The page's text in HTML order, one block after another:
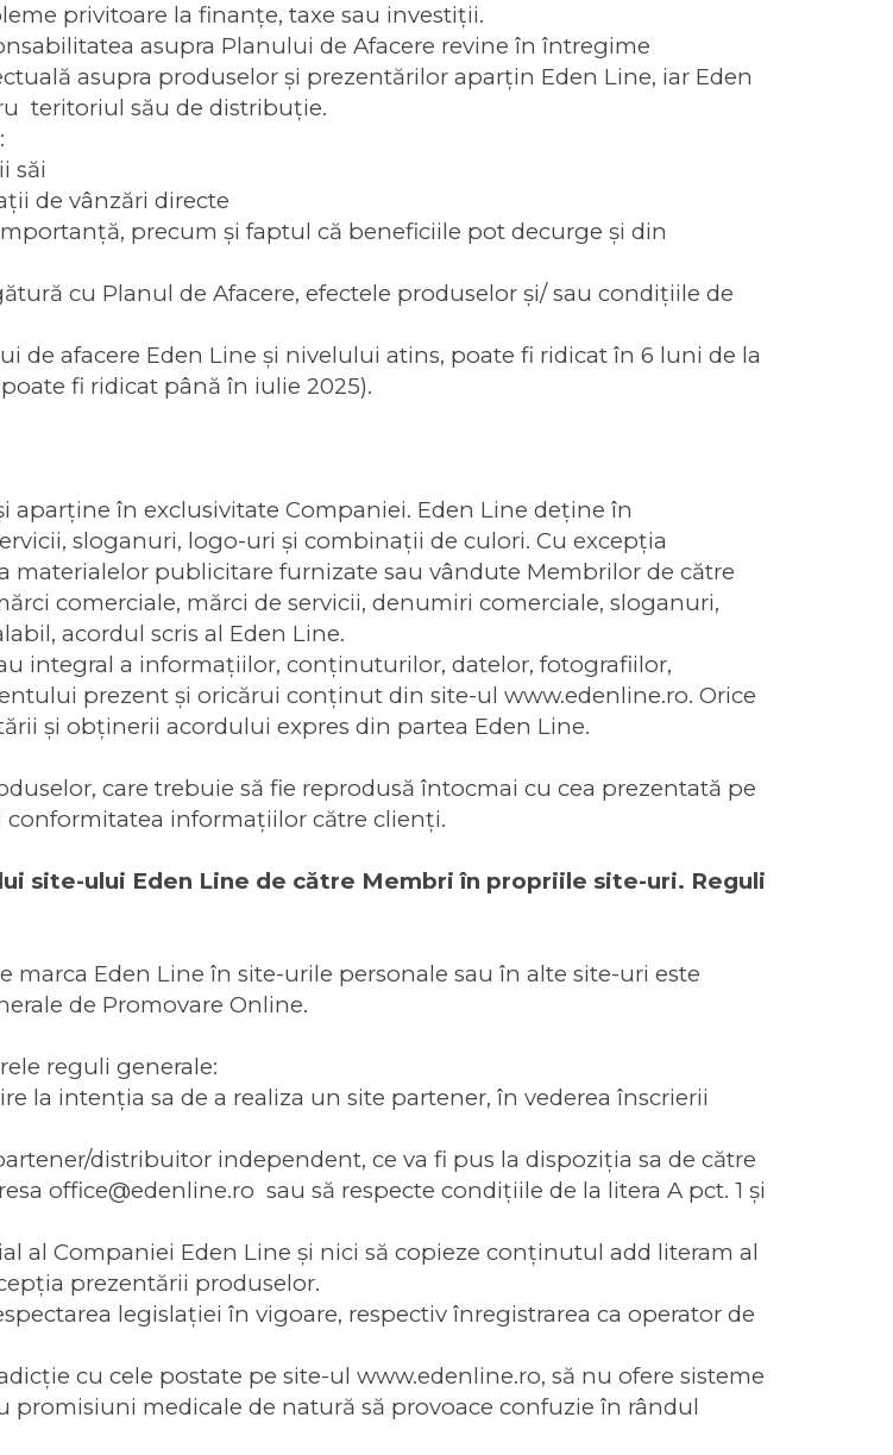
privitoare la finanţe, taxe sau investiţii.
asupra Planului de Afacere revine în întregime
asupra produselor şi prezentărilor aparţin Eden Line, iar Eden
teritoriul său de distribuţie.
săi
de vânzări directe
precum şi faptul că beneficiile pot decurge şi din
cu Planul de Afacere, efectele produselor şi/ sau condiţiile de
afacere Eden Line și nivelului atins, poate fi ridicat în 6 luni de la
fi ridicat până în iulie 2025).
aparţine în exclusivitate Companiei. Eden Line deţine în
sloganuri, logo-uri şi combinaţii de culori. Cu excepţia
materialelor publicitare furnizate sau vândute Membrilor de către
comerciale, mărci de servicii, denumiri comerciale, sloganuri,
acordul scris al Eden Line.
integral a informaţiilor, conţinuturilor, datelor, fotografiilor,
prezent şi oricărui conţinut din site-ul www.edenline.ro. Orice
şi obţinerii acordului expres din partea Eden Line.
care trebuie să fie reprodusă întocmai cu cea prezentată pe
conformitatea informațiilor către clienți.
site-ului Eden Line de către Membri în propriile site-uri. Reguli
marca Eden Line în site-urile personale sau în alte site-uri este
de Promovare Online.
reguli generale:
la intenţia sa de a realiza un site partener, în vederea înscrierii
distribuitor independent, ce va fi pus la dispoziţia sa de către
office@edenline.ro sau să respecte condiţiile de la litera A pct. 1 şi
al Companiei Eden Line şi nici să copieze conţinutul add literam al
prezentării produselor.
legislaţiei în vigoare, respectiv înregistrarea ca operator de
cu cele postate pe site-ul www.edenline.ro, să nu ofere sisteme
promisiuni medicale de natură să provoace confuzie în rândul